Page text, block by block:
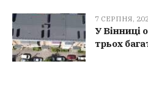
7 СЕРПНЯ,
У Вінниці
трьох